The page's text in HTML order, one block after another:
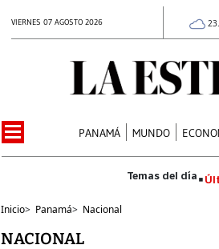
VIERNES 07 AGOSTO 2026
PANAMÁ MUNDO
Inicio> Panamá> Nacional
NACIONAL